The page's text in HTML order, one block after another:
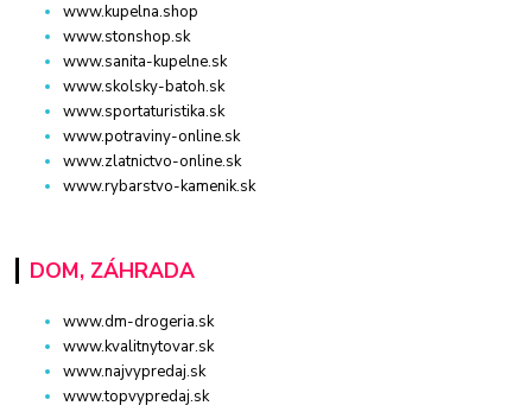
www.kupelna.shop
www.stonshop.sk
www.sanita-kupelne.sk
www.skolsky-batoh.sk
www.sportaturistika.sk
www.potraviny-online.sk
www.zlatnictvo-online.sk
www.rybarstvo-kamenik.sk
DOM, ZÁHRADA
www.dm-drogeria.sk
www.kvalitnytovar.sk
www.najvypredaj.sk
www.topvypredaj.sk